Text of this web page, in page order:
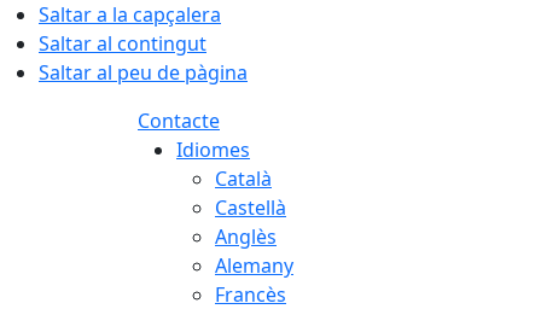
Saltar a la capçalera
Saltar al contingut
Saltar al peu de pàgina
Contacte
Idiomes
Català
Castellà
Anglès
Alemany
Francès